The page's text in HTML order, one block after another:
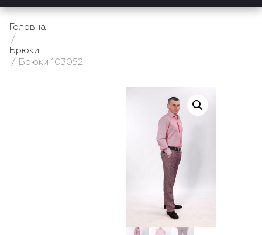
Головна
/
Брюки
/ Брюки 103052